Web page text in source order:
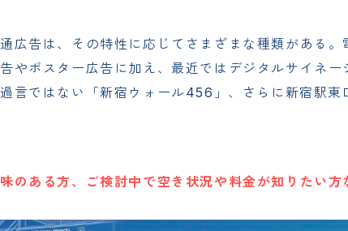
広告は、その特性に応じてさまざまな種類がある
やポスター広告に加え、最近ではデジタルサイネ
言ではない「新宿ウォール456」、さらに新宿駅
のある方、ご検討中で空き状況や料金が知りたい方